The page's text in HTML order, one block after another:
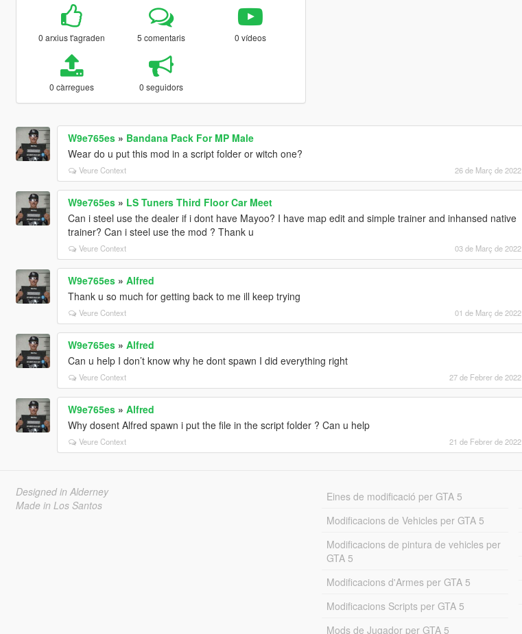
0 arxius t'agraden 5 comentaris 0 vídeos
0 càrregues 0 seguidors
W9e765es» Bandana Pack For MP Male
Wear do u put this mod in a script folder or witch one?
Veure Context 26 de Març de 2022
W9e765es» LS Tuners Third Floor Car Meet
Can i steel use the dealer if i dont have Mayoo? I have map edit and simple trainer and inhansed native
trainer? Can i steel use the mod ? Thank u
Veure Context 03 de Març de 2022
W9e765es» Alfred
Thank u so much for getting back to me ill keep trying
Veure Context 01 de Març de 2022
W9e765es» Alfred
Can u help I don’t know why he dont spawn I did everything right
Veure Context 27 de Febrer de 2022
W9e765es» Alfred
Why dosent Alfred spawn i put the file in the script folder ? Can u help
Veure Context 21 de Febrer de 2022
Designed in Alderney
Made in Los Santos
Eines de modificació per GTA 5
Modificacions de Vehicles per GTA 5
Modificacions de pintura de vehicles per
GTA 5
Modificacions d'Armes per GTA 5
Modificacions Scripts per GTA 5
Mods de Jugador per GTA 5